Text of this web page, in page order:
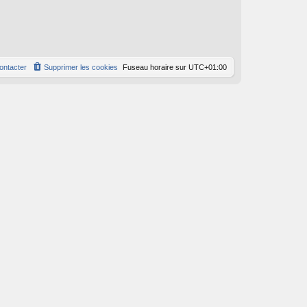
Fuseau horaire sur UTC+01:00
Supprimer les cookies